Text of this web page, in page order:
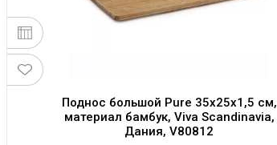
Поднос большой Pure 35х25х1,5 см,
материал бамбук, Viva Scandinavia,
Дания, V80812